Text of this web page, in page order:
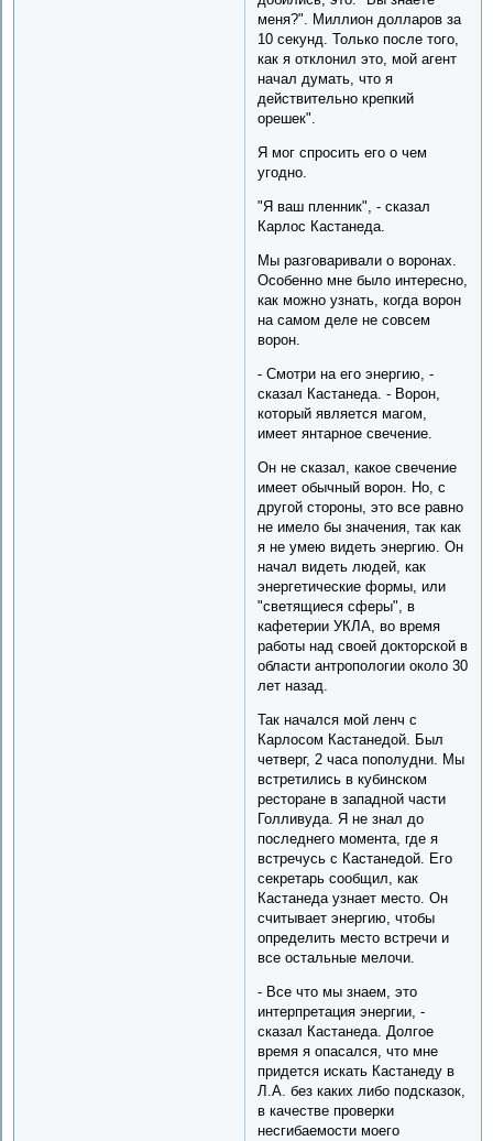
меня?". Миллион долларов за
10 секунд. Только после того,
как я отклонил это, мой агент
начал думать, что я
действительно крепкий
орешек".
Я мог спросить его о чем
угодно.
"Я ваш пленник", - сказал
Карлос Кастанеда.
Мы разговаривали о воронах.
Особенно мне было интересно,
как можно узнать, когда ворон
на самом деле не совсем
ворон.
- Смотри на его энергию, -
сказал Кастанеда. - Ворон,
который является магом,
имеет янтарное свечение.
Он не сказал, какое свечение
имеет обычный ворон. Но, с
другой стороны, это все равно
не имело бы значения, так как
я не умею видеть энергию. Он
начал видеть людей, как
энергетические формы, или
"светящиеся сферы", в
кафетерии УКЛА, во время
работы над своей докторской в
области антропологии около 30
лет назад.
Так начался мой ленч с
Карлосом Кастанедой. Был
четверг, 2 часа пополудни. Мы
встретились в кубинском
ресторане в западной части
Голливуда. Я не знал до
последнего момента, где я
встречусь с Кастанедой. Его
секретарь сообщил, как
Кастанеда узнает место. Он
считывает энергию, чтобы
определить место встречи и
все остальные мелочи.
- Все что мы знаем, это
интерпретация энергии, -
сказал Кастанеда. Долгое
время я опасался, что мне
придется искать Кастанеду в
Л.А. без каких либо подсказок,
в качестве проверки
несгибаемости моего